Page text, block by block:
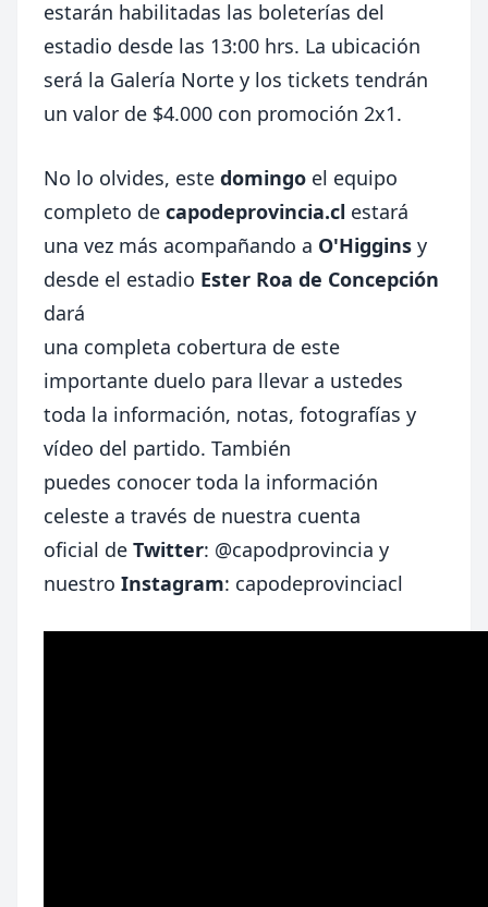
estarán habilitadas las boleterías del
estadio desde las 13:00 hrs. La ubicación
será la Galería Norte y los tickets tendrán
un valor de $4.000 con promoción 2x1.
No lo olvides, este domingo el equipo
completo de capodeprovincia.cl estará
una vez más acompañando a O'Higgins y
desde el estadio Ester Roa de Concepción
dará
una completa cobertura de este
importante duelo para llevar a ustedes
toda la información, notas, fotografías y
vídeo del partido. También
puedes conocer toda la información
celeste a través de nuestra cuenta
oficial de Twitter: @capodprovincia y
nuestro Instagram: capodeprovinciacl